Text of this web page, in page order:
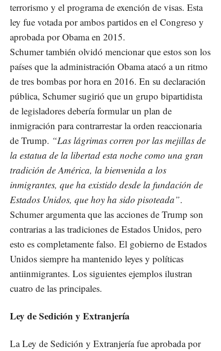
terrorismo y el programa de exención de visas. Esta
ley fue votada por ambos partidos en el Congreso y
aprobada por Obama en 2015.
Schumer también olvidó mencionar que estos son los
países que la administración Obama atacó a un ritmo
de tres bombas por hora en 2016. En su declaración
pública, Schumer sugirió que un grupo bipartidista
de legisladores debería formular un plan de
inmigración para contrarrestar la orden reaccionaria
de Trump. “Las lágrimas corren por las mejillas de
la estatua de la libertad esta noche como una gran
tradición de América, la bienvenida a los
inmigrantes, que ha existido desde la fundación de
Estados Unidos, que hoy ha sido pisoteada”.
Schumer argumenta que las acciones de Trump son
contrarias a las tradiciones de Estados Unidos, pero
esto es completamente falso. El gobierno de Estados
Unidos siempre ha mantenido leyes y políticas
antiinmigrantes. Los siguientes ejemplos ilustran
cuatro de las principales.
Ley de Sedición y Extranjería
La Ley de Sedición y Extranjería fue aprobada por